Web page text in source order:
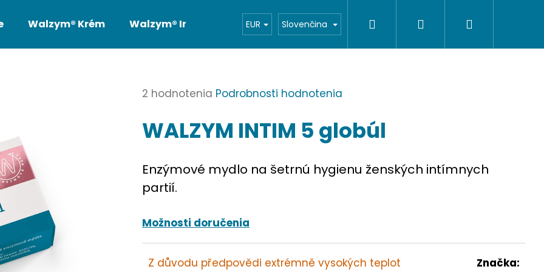
Walzym® Krém Walzym® Intim Bonusy a zľavy Walzym Partner O nás
EUR Slovenčina Hľadať PrihlásenieNákupný
Priemerné
produktu
je
z
5
hviezdičiek.
2 hodnotenia Podrobnosti hodnotenia
WALZYM INTIM 5 globúl
Enzýmové mydlo na šetrnú hygienu ženských intímnych
partií.
Možnosti doručenia
Z důvodu předpovědi extrémně vysokých teplot
Značka:
nájsť?
Odporúčame